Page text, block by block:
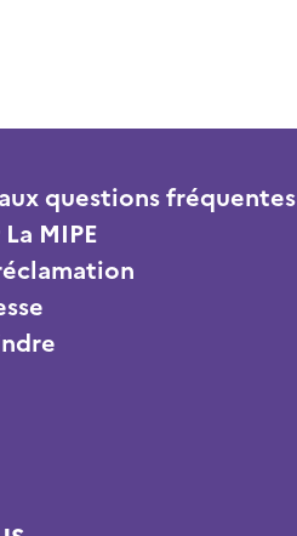
questions fréquentes
MIPE